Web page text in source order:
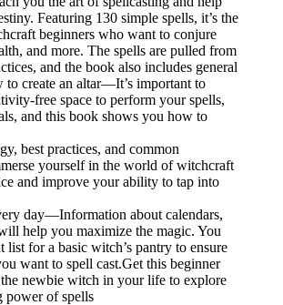
Featuring 130 simple spells, it’s the
beginners who want to conjure
and more. The spells are pulled from
and the book also includes general
create an altar—It’s important to
free space to perform your spells,
and this book shows you how to
best practices, and common
yourself in the world of witchcraft
and improve your ability to tap into
day—Information about calendars,
help you maximize the magic. You
list for a basic witch’s pantry to ensure
want to spell cast.Get this beginner
newbie witch in your life to explore
of spells.